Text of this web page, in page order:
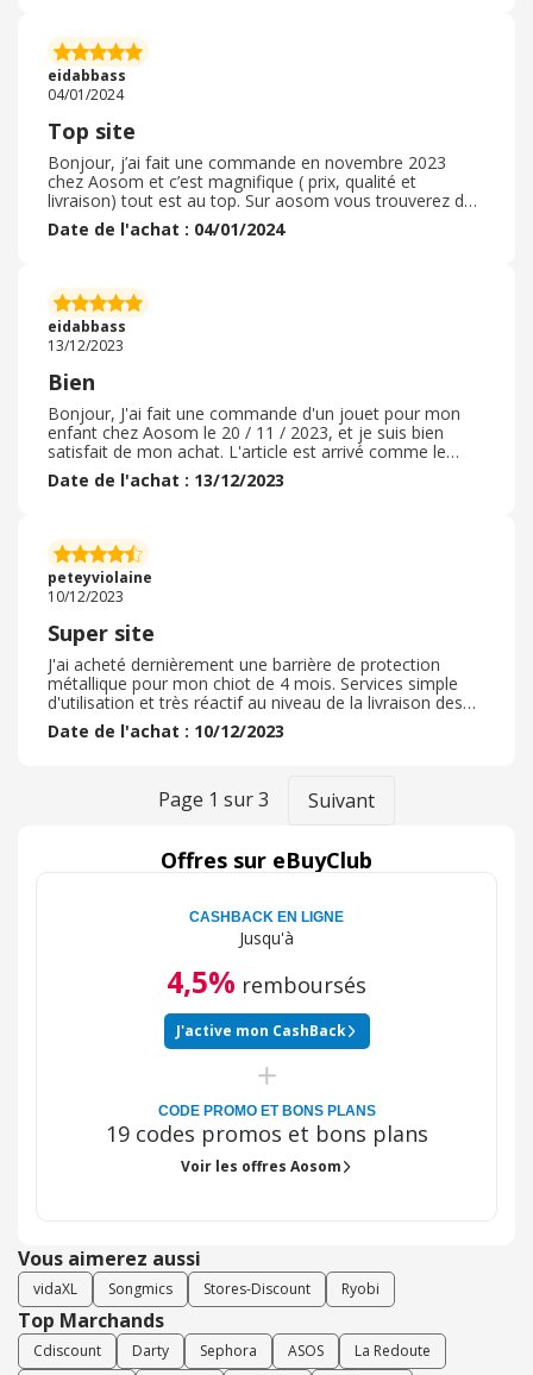
sérieux paiement sécurisé sur le site je recommande
belle volière spacieuse les oiseaux ont assez d'espace
pour perruche ou autre
eidabbass
04/01/2024
Top site
Bonjour, j’ai fait une commande en novembre 2023
chez Aosom et c’est magnifique ( prix, qualité et
livraison) tout est au top. Sur aosom vous trouverez des
jouets pour les enfants, meubles et autres articles
intéressants de très bonnes qualités a petit prix ! ! Je
achats en ligne sur ce site de qualité. En plus il y a le
cashback qui est très intéressant sur ebuyclub pour
compléter les économies.
Date de l'achat : 04/01/2024
eidabbass
13/12/2023
Bien
Bonjour, J'ai fait une commande d'un jouet pour mon
enfant chez Aosom le 20 / 11 / 2023, et je suis bien
satisfait de mon achat. L'article est arrivé comme le
descriptif. je conseille, excellent. Site internet bien fait,
large choix de produits surtout les jouets. Prix attractif
très ravie de mon achat ! Je vous conseille à tester ce
site et faire plaisir pour vos enfants et même pour vous.
Date de l'achat : 13/12/2023
peteyviolaine
10/12/2023
Super site
J'ai acheté dernièrement une barrière de protection
métallique pour mon chiot de 4 mois. Services simple
d'utilisation et très réactif au niveau de la livraison des
produits. Je n'ai pas bénéficié d'un code promo mais
uniquement de caschback et du blackfriday. Ce qui est
complète et conforme à mes attentes. C'était la
première fois que je passais commande sur ce site et je
commandes à l'avenir.
Date de l'achat : 10/12/2023
Page 1 sur3 Suivant
Offres sur eBuyClub
CASHBACK EN LIGNE
Jusqu'à
4,5% remboursés
J'active mon CashBack
CODE PROMO ET BONS PLANS
19 codes promos et bons plans
Voir les offres Aosom
Vous aimerez aussi
vidaXL Songmics Stores-Discount Ryobi
Top Marchands
Cdiscount Darty Sephora ASOS
La Redoute